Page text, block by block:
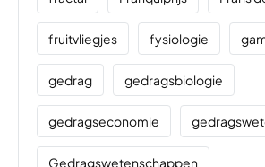
fruitvliegjes fysiologie
gedrag gedragsbiologie
gedragseconomie
Gedragswetenschappen